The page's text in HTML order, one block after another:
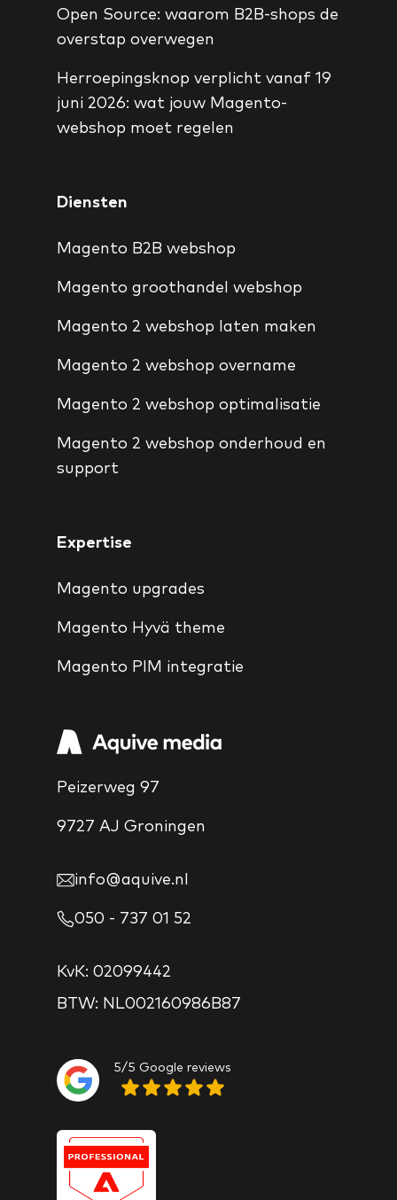
Open Source: waarom B2B-shops de
overstap overwegen
Herroepingsknop verplicht vanaf 19
juni 2026: wat jouw Magento-
webshop moet regelen
Diensten
Magento B2B webshop
Magento groothandel webshop
Magento 2 webshop laten maken
Magento 2 webshop overname
Magento 2 webshop optimalisatie
Magento 2 webshop onderhoud en
support
Expertise
Magento upgrades
Magento Hyvä theme
Magento PIM integratie
Peizerweg 97
9727 AJ Groningen
info@aquive.nl
050 - 737 01 52
KvK: 02099442
BTW: NL002160986B87
5/5 Google reviews